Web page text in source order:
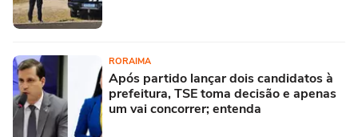
RORAIMA
Após partido lançar dois candidatos à
prefeitura, TSE toma decisão e apenas
um vai concorrer; entenda